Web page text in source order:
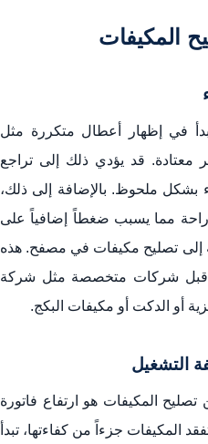
المكيفات
في إظهار أعطال متكررة مثل
معتادة. قد يؤدي ذلك إلى تراجع
بشكل ملحوظ. بالإضافة إلى ذلك،
مما يسبب ضغطاً إضافياً على
إلى تصليح مكيفات في مصفح. هذه
قبل شركات متخصصة مثل شركة
أو الدكت أو مكيفات البكج.
التشغيل
المكيفات هو ارتفاع فاتورة
المكيفات جزءاً من كفاءتها، تبدأ